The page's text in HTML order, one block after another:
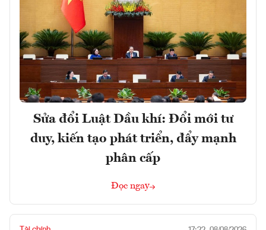
Sửa đổi Luật Dầu khí: Đổi mới tư
duy, kiến tạo phát triển, đẩy mạnh
phân cấp
Đọc ngay